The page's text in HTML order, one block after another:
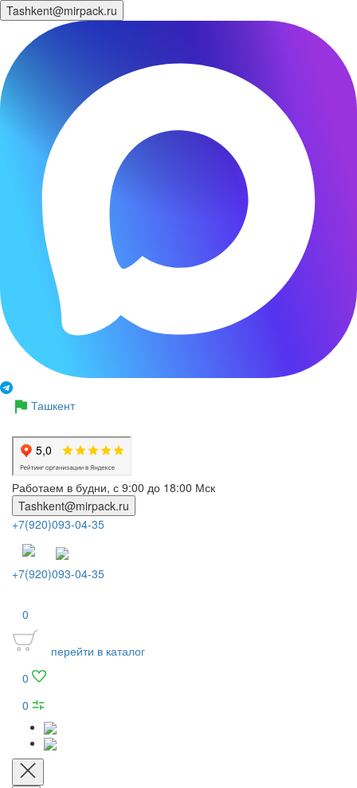
Tashkent@mirpack.ru
Ташкент
Работаем в будни, с 9:00 до 18:00 Мск
Tashkent@mirpack.ru
+7(920)093-04-35
+7(920)093-04-35
0
перейти в каталог
0
0